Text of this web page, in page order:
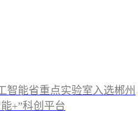
智能省重点实验室入选郴州
+”科创平台